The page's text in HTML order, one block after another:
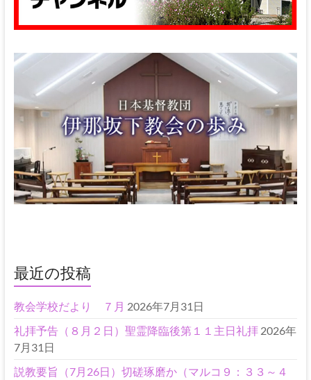
最近の投稿
教会学校だより ７月 2026年7月31日
礼拝予告（８月２日）聖霊降臨後第１１主日礼拝 2026年
7月31日
説教要旨（7月26日）切磋琢磨か（マルコ９：３３～４